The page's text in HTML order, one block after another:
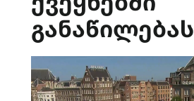
განაწილებას